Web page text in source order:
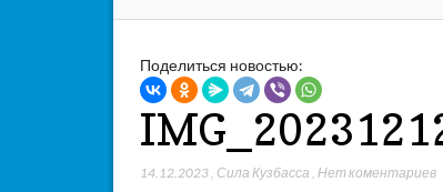
Поделиться новостью:
14.12.2023 Сила Кузбасса ,Нет коментариев